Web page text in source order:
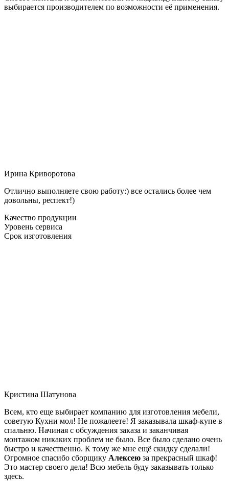
выбирается производителем по возможности её применения.
Ирина Криворотова
Отлично выполняете свою работу:) все остались более чем
довольны, респект!)
Качество продукции
Уровень сервиса
Срок изготовления
Кристина Шатунова
Всем, кто еще выбирает компанию для изготовления мебели,
советую Кухни мол! Не пожалеете! Я заказывала шкаф-купе в
спальню. Начиная с обсуждения заказа и заканчивая
монтажом никаких проблем не было. Все было сделано очень
быстро и качественно. К тому же мне ещё скидку сделали!
Огромное спасибо сборщику Алексею за прекрасный шкаф!
Это мастер своего дела! Всю мебель буду заказывать только
здесь.